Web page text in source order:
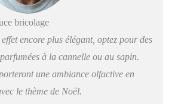
bricolage
encore plus élégant, optez pour des
à la cannelle ou au sapin.
une ambiance olfactive en
le thème de Noël.